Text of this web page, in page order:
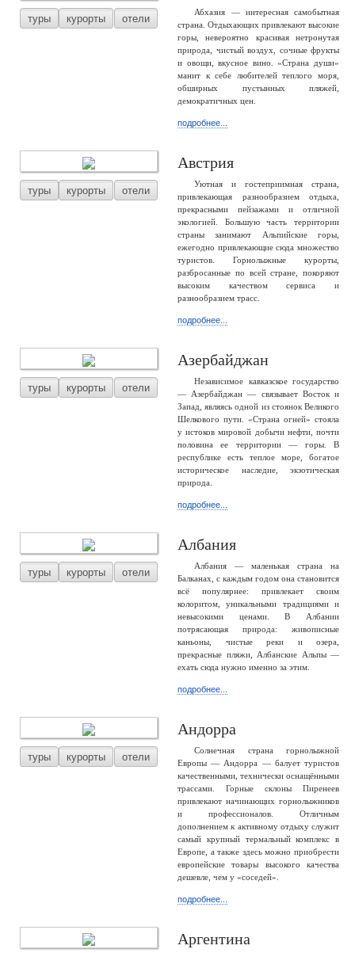
туры курорты отели
Абхазия — интересная самобытная
страна. Отдыхающих привлекают высокие
горы, невероятно красивая нетронутая
природа, чистый воздух, сочные фрукты
и овощи, вкусное вино. «Страна души»
манит к себе любителей теплого моря,
обширных пустынных пляжей,
демократичных цен.
подробнее...
туры курорты отели
Австрия
Уютная и гостеприимная страна,
привлекающая разнообразием отдыха,
прекрасными пейзажами и отличной
экологией. Большую часть территории
страны занимают Альпийские горы,
ежегодно привлекающие сюда множество
туристов. Горнолыжные курорты,
разбросанные по всей стране, покоряют
высоким качеством сервиса и
разнообразием трасс.
подробнее...
туры курорты отели
Азербайджан
Независимое кавказское государство
— Азербайджан — связывает Восток и
Запад, являясь одной из стоянок Великого
Шелкового пути. «Страна огней» стояла
у истоков мировой добычи нефти, почти
половина ее территории — горы. В
республике есть теплое море, богатое
историческое наследие, экзотическая
природа.
подробнее...
туры курорты отели
Албания
Албания — маленькая страна на
Балканах, с каждым годом она становится
всё популярнее: привлекает своим
колоритом, уникальными традициями и
невысокими ценами. В Албании
потрясающая природа: живописные
каньоны, чистые реки и озера,
прекрасные пляжи, Албанские Альпы —
ехать сюда нужно именно за этим.
подробнее...
туры курорты отели
Андорра
Солнечная страна горнолыжной
Европы — Андорра — балует туристов
качественными, технически оснащёнными
трассами. Горные склоны Пиренеев
привлекают начинающих горнолыжников
и профессионалов. Отличным
дополнением к активному отдыху служит
самый крупный термальный комплекс в
Европе, а также здесь можно приобрести
европейские товары высокого качества
дешевле, чем у «соседей».
подробнее...
Аргентина